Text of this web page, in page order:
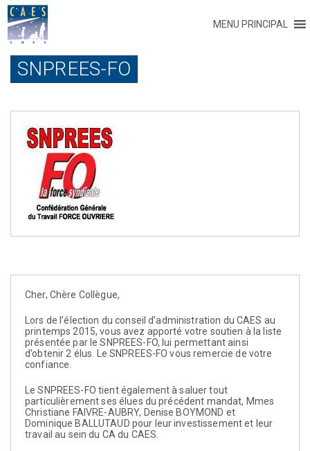
MENU PRINCIPAL
SNPREES-FO
Cher, Chère Collègue,
Lors de l’élection du conseil d’administration du CAES au
printemps 2015, vous avez apporté votre soutien à la liste
présentée par le SNPREES-FO, lui permettant ainsi
d’obtenir 2 élus. Le SNPREES-FO vous remercie de votre
confiance.
Le SNPREES-FO tient également à saluer tout
particulièrement ses élues du précédent mandat, Mmes
Christiane FAIVRE-AUBRY, Denise BOYMOND et
Dominique BALLUTAUD pour leur investissement et leur
travail au sein du CA du CAES.